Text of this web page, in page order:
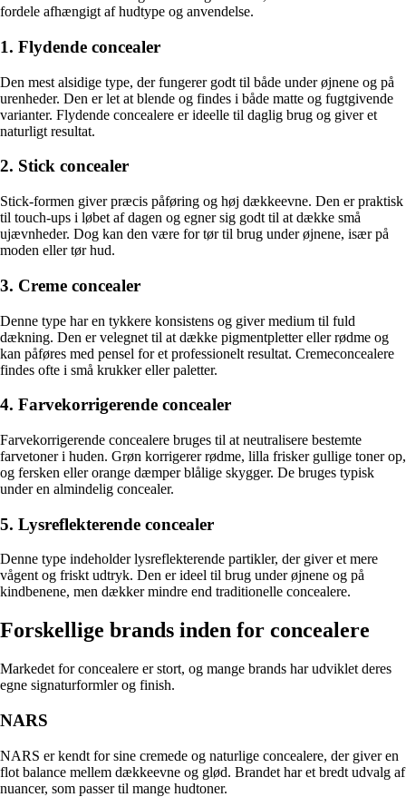
fordele afhængigt af hudtype og anvendelse.
1. Flydende concealer
Den mest alsidige type, der fungerer godt til både under øjnene og på
urenheder. Den er let at blende og findes i både matte og fugtgivende
varianter. Flydende concealere er ideelle til daglig brug og giver et
naturligt resultat.
2. Stick concealer
Stick-formen giver præcis påføring og høj dækkeevne. Den er praktisk
til touch-ups i løbet af dagen og egner sig godt til at dække små
ujævnheder. Dog kan den være for tør til brug under øjnene, især på
moden eller tør hud.
3. Creme concealer
Denne type har en tykkere konsistens og giver medium til fuld
dækning. Den er velegnet til at dække pigmentpletter eller rødme og
kan påføres med pensel for et professionelt resultat. Cremeconcealere
findes ofte i små krukker eller paletter.
4. Farvekorrigerende concealer
Farvekorrigerende concealere bruges til at neutralisere bestemte
farvetoner i huden. Grøn korrigerer rødme, lilla frisker gullige toner op,
og fersken eller orange dæmper blålige skygger. De bruges typisk
under en almindelig concealer.
5. Lysreflekterende concealer
Denne type indeholder lysreflekterende partikler, der giver et mere
vågent og friskt udtryk. Den er ideel til brug under øjnene og på
kindbenene, men dækker mindre end traditionelle concealere.
Forskellige brands inden for concealere
Markedet for concealere er stort, og mange brands har udviklet deres
egne signaturformler og finish.
NARS
NARS er kendt for sine cremede og naturlige concealere, der giver en
flot balance mellem dækkeevne og glød. Brandet har et bredt udvalg af
nuancer, som passer til mange hudtoner.